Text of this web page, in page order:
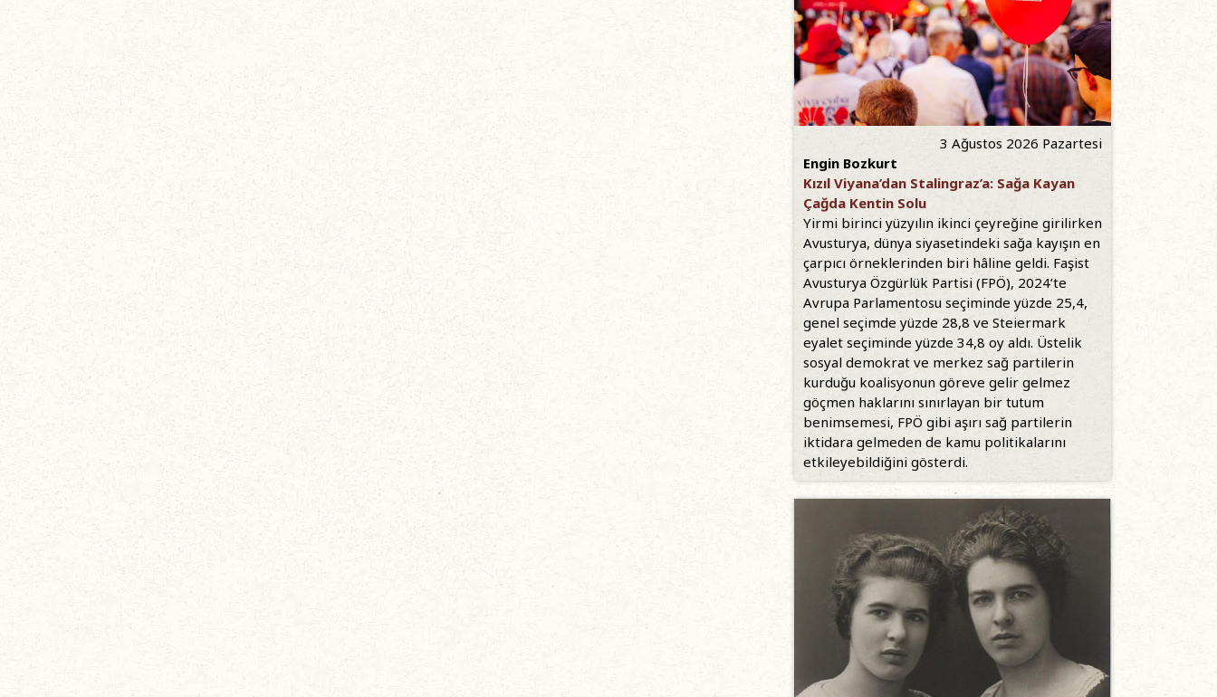
3 Ağustos 2026 Pazartesi
Engin Bozkurt
Kızıl Viyana’dan Stalingraz’a: Sağa Kayan
Çağda Kentin Solu
Yirmi birinci yüzyılın ikinci çeyreğine girilirken
Avusturya, dünya siyasetindeki sağa kayışın en
çarpıcı örneklerinden biri hâline geldi. Faşist
Avusturya Özgürlük Partisi (FPÖ), 2024’te
Avrupa Parlamentosu seçiminde yüzde 25,4,
genel seçimde yüzde 28,8 ve Steiermark
eyalet seçiminde yüzde 34,8 oy aldı. Üstelik
sosyal demokrat ve merkez sağ partilerin
kurduğu koalisyonun göreve gelir gelmez
göçmen haklarını sınırlayan bir tutum
benimsemesi, FPÖ gibi aşırı sağ partilerin
iktidara gelmeden de kamu politikalarını
etkileyebildiğini gösterdi.